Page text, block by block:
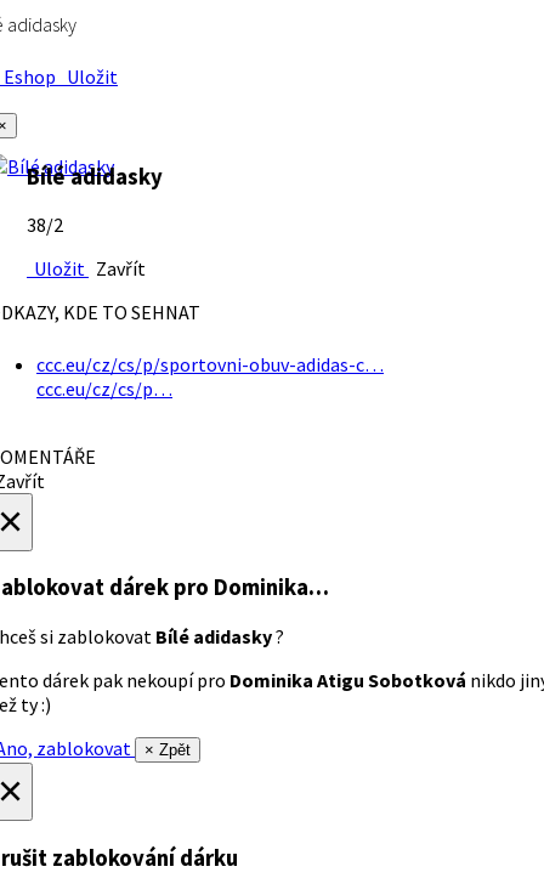
adidasky
Uložit
Bílé adidasky
38/2
Uložit Zavřít
KDE TO SEHNAT
ccc.eu/cz/cs/p/sportovni-obuv-adidas-c…
ccc.eu/cz/cs/p…
dárek pro Dominika…
si zablokovat Bílé adidasky?
dárek pak nekoupí pro Dominika Atigu Sobotková nikdo
ty :)
zablokovat
× Zpět
zablokování dárku